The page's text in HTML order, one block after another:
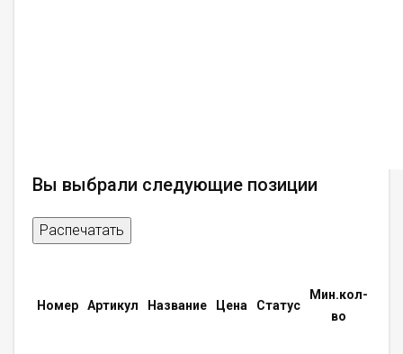
Вы выбрали следующие позиции
Распечатать
Номер Артикул Название Цена Статус
Мин.кол-
во